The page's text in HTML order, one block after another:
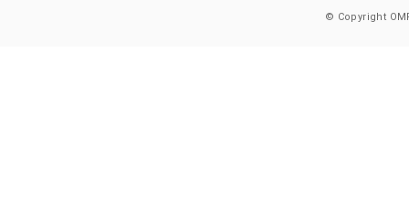
© Copyright